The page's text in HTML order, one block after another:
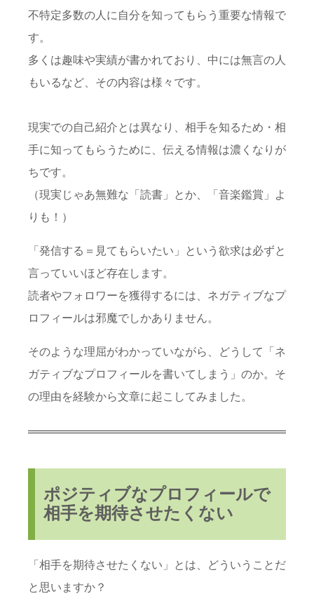
不特定多数の人に自分を知ってもらう重要な情報で
す。
多くは趣味や実績が書かれており、中には無言の人
もいるなど、その内容は様々です。
現実での自己紹介とは異なり、相手を知るため・相
手に知ってもらうために、伝える情報は濃くなりが
ちです。
（現実じゃあ無難な「読書」とか、「音楽鑑賞」よ
りも！）
「発信する＝見てもらいたい」という欲求は必ずと
言っていいほど存在します。
読者やフォロワーを獲得するには、ネガティブなプ
ロフィールは邪魔でしかありません。
そのような理屈がわかっていながら、どうして「ネ
ガティブなプロフィールを書いてしまう」のか。そ
の理由を経験から文章に起こしてみました。
ポジティブなプロフィールで
相手を期待させたくない
「相手を期待させたくない」とは、どういうことだ
と思いますか？